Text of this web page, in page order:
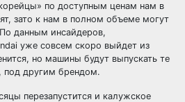
по доступным ценам нам в
зато к нам в полном объеме могут
данным инсайдеров,
уже совсем скоро выйдет из
но машины будут выпускать те
под другим брендом.
перезапустится и калужское